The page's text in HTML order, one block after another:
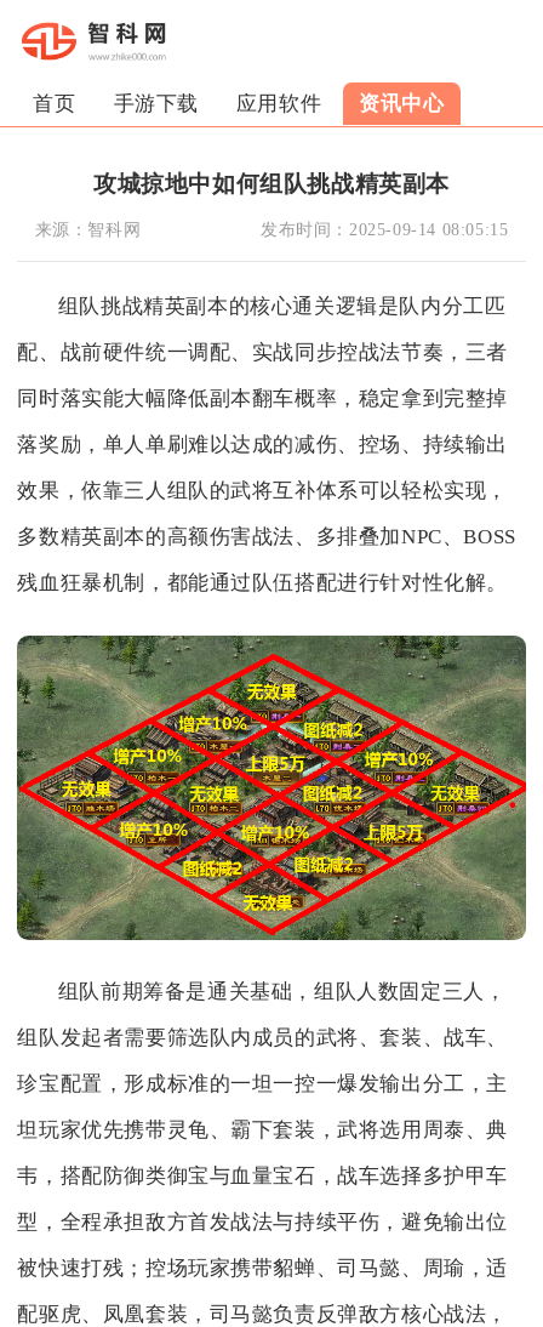
首页 手游下载 应用软件 资讯中心
攻城掠地中如何组队挑战精英副本
来源： 智科网 发布时间： 2025-09-14 08:05:15
组队挑战精英副本的核心通关逻辑是队内分工匹
配、战前硬件统一调配、实战同步控战法节奏，三者
同时落实能大幅降低副本翻车概率，稳定拿到完整掉
落奖励，单人单刷难以达成的减伤、控场、持续输出
效果，依靠三人组队的武将互补体系可以轻松实现，
多数精英副本的高额伤害战法、多排叠加NPC、BOSS
残血狂暴机制，都能通过队伍搭配进行针对性化解。
组队前期筹备是通关基础，组队人数固定三人，
组队发起者需要筛选队内成员的武将、套装、战车、
珍宝配置，形成标准的一坦一控一爆发输出分工，主
坦玩家优先携带灵龟、霸下套装，武将选用周泰、典
韦，搭配防御类御宝与血量宝石，战车选择多护甲车
型，全程承担敌方首发战法与持续平伤，避免输出位
被快速打残；控场玩家携带貂蝉、司马懿、周瑜，适
配驱虎、凤凰套装，司马懿负责反弹敌方核心战法，